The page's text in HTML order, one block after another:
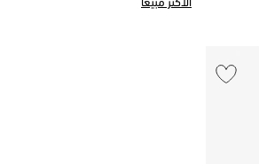
الأكثر مبيعًا